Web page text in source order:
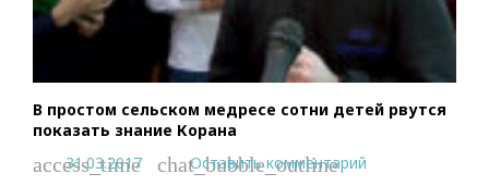
В простом сельском медресе сотни детей рвутся
показать знание Корана
access_time
31.03.2017 chat_bubble_outline
Оставить комментарий